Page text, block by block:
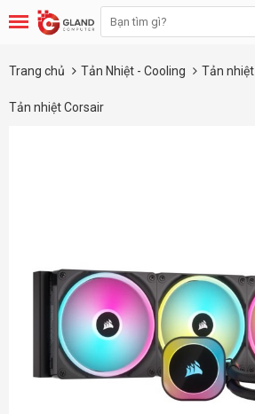
Trang chủ Tản Nhiệt - Cooling Tản
Tản nhiệt Corsair